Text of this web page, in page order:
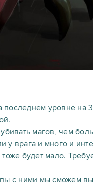
последнем уровне на
магов, чем
у врага и много и
будет мало.
с ними мы сможем